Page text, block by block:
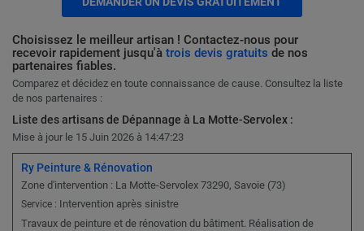
Choisissez le meilleur artisan ! Contactez-nous pour
recevoir rapidement jusqu'à trois devis gratuits de nos
partenaires fiables.
Comparez et décidez en toute connaissance de cause. Consultez la liste
de nos partenaires :
Liste des artisans de Dépannage à La Motte-Servolex :
Mise à jour le 15 Juin 2026 à 14:47:23
Ry Peinture & Rénovation
Zone d'intervention : La Motte-Servolex 73290, Savoie (73)
Service : Intervention après sinistre
Travaux de peinture et de rénovation du bâtiment. Réalisation de